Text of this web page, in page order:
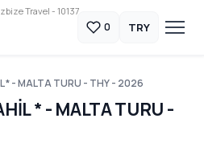
Travel - 10137
0 TRY
* - MALTA TURU - THY - 2026
* - MALTA TURU -